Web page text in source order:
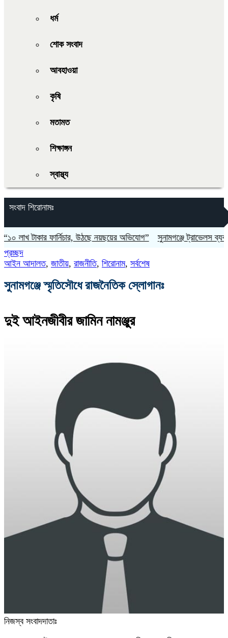
ধর্ম
শোক সংবাদ
আবহাওয়া
কৃষি
মতামত
শিক্ষাঙ্গন
স্বাস্থ্য
সংবাদ শিরোনামঃ
টাকার ফার্নিচার, উঠছে নয়ছয়ের অভিযোগ” সুনামগঞ্জে ট্রাভেলস
প্রচ্ছদ
আইন আদালত, জাতীয়, রাজনীতি, শিরোনাম, সর্বশেষ
সুনামগঞ্জে স্মৃতিসৌধে রাজনৈতিক স্লোগানঃ
দুই আইনজীবীর জামিন নামঞ্জুর
নিজস্ব সংবাদদাতাঃ